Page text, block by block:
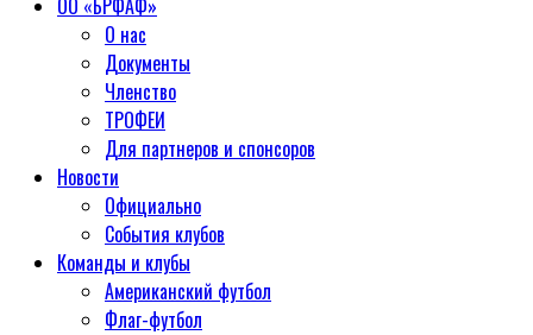
ОО «БРФАФ»
О нас
Документы
Членство
ТРОФЕИ
Для партнеров и спонсоров
Новости
Официально
События клубов
Команды и клубы
Американский футбол
Флаг-футбол